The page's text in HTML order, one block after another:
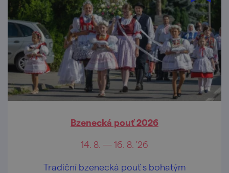
Bzenecká pouť 2026
14. 8. — 16. 8. '26
Tradiční bzenecká pouť s bohatým